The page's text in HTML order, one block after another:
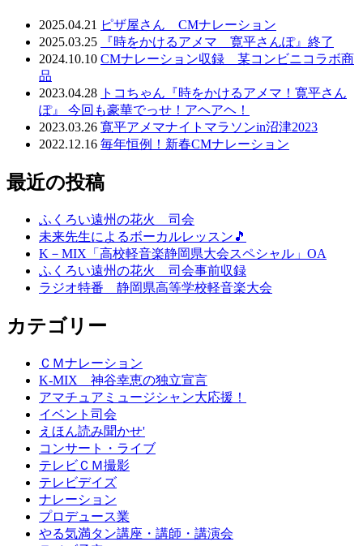
2025.04.21 ピザ屋さん CMナレーション
2025.03.25
『時をかけるアメマ 寛平さんぽ』終了
2024.10.10 CMナレーション収録 某コンビニコラボ商
品
2023.04.28 トコちゃん『時をかけるアメマ！寛平さん
ぽ』 今回も豪華でっせ！アヘアヘ！
2023.03.26 寛平アメマナイトマラソンin沼津2023
2022.12.16 毎年恒例！新春CMナレーション
最近の投稿
ふくろい遠州の花火 司会
未来先生によるボーカルレッスン🎵
K－MIX「高校軽音楽静岡県大会スペシャル」OA
ふくろい遠州の花火 司会事前収録
ラジオ特番 静岡県高等学校軽音楽大会
カテゴリー
ＣＭナレーション
K-MIX 神谷幸恵の独立宣言
アマチュアミュージシャン大応援！
イベント司会
えほん読み聞かせ'
コンサート・ライブ
テレビＣＭ撮影
テレビデイズ
ナレーション
プロデュース業
やる気満タン講座・講師・講演会